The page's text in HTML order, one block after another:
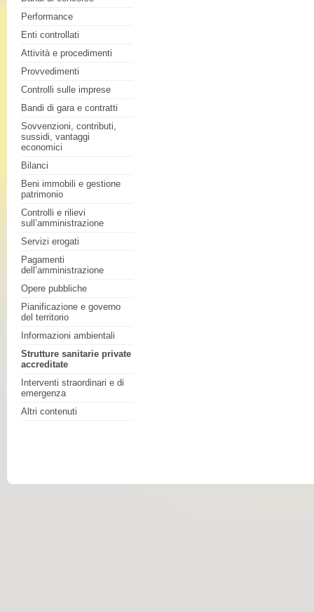
Performance
Enti controllati
Attività e procedimenti
Provvedimenti
Controlli sulle imprese
Bandi di gara e contratti
Sovvenzioni, contributi,
sussidi, vantaggi
economici
Bilanci
Beni immobili e gestione
patrimonio
Controlli e rilievi
sull’amministrazione
Servizi erogati
Pagamenti
dell’amministrazione
Opere pubbliche
Pianificazione e governo
del territorio
Informazioni ambientali
Strutture sanitarie private
accreditate
Interventi straordinari e di
emergenza
Altri contenuti